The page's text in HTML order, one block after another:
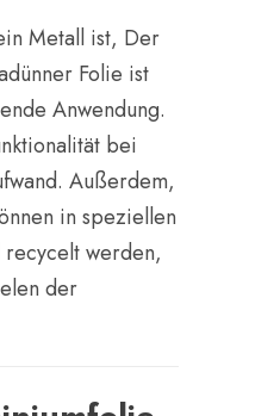
Metall ist, Der
Folie ist
Anwendung.
bei
Außerdem,
in speziellen
werden,
der